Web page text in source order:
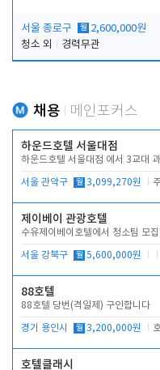
서울 종로구 월 2,600,000원
청소 외
경력무관
채용 메인포커스
하운드호텔 서울대점
하운드호텔 서울대점 에서 3교대
서울 관악구 월 3,099,270원
제이베이 관광호텔
수유제이베이호텔에서 청소팀 모
서울 강북구 월 5,600,000원
88호텔
88호텔 당번(격일제) 구인합니다
경기 용인시 월 3,200,000원
호텔클래시